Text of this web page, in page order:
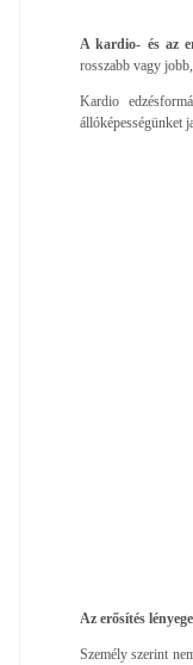
A kardio- és az
rosszabb vagy
Kardio
állóképességünket
Az erősítés
Személy szerint